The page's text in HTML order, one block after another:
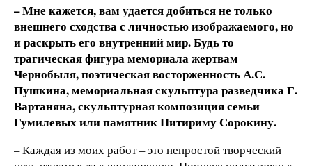
– Мне кажется, вам удается добиться не только
внешнего сходства с личностью изображаемого, но
и раскрыть его внутренний мир. Будь то
трагическая фигура мемориала жертвам
Чернобыля, поэтическая восторженность А.С.
Пушкина, мемориальная скульптура разведчика Г.
Вартаняна, скульптурная композиция семьи
Гумилевых или памятник Питириму Сорокину.
– Каждая из моих работ – это непростой творческий